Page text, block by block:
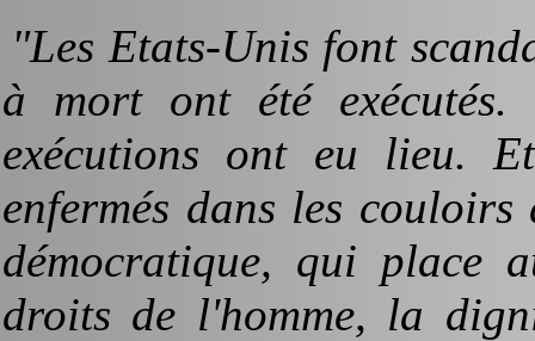
"Les Etats-Unis font
à mort ont été
exécutions ont eu lieu.
enfermés dans les
démocratique, qui place
droits de l'homme, la